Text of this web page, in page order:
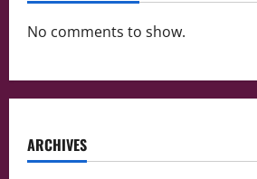
No comments to show.
ARCHIVES